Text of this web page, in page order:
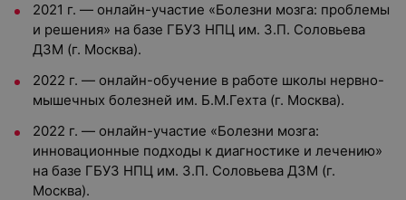
2021 г. — онлайн-участие «Болезни мозга: проблемы
и решения» на базе ГБУЗ НПЦ им. З.П. Соловьева
ДЗМ (г. Москва).
2022 г. — онлайн-обучение в работе школы нервно-
мышечных болезней им. Б.М.Гехта (г. Москва).
2022 г. — онлайн-участие «Болезни мозга:
инновационные подходы к диагностике и лечению»
на базе ГБУЗ НПЦ им. З.П. Соловьева ДЗМ (г.
Москва).